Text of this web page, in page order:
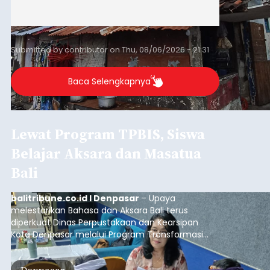
Submitted bycontributoronThu, 08/06/2026 - 21:31
Baca Selengkapnya
Lewat Program TPBIS, Siswa
Belajar Aksara dan Masatua
Bali
balitribune.co.id I Denpasar – Upaya
melestarikan Bahasa dan Aksara Bali terus
diperkuat Dinas Perpustakaan dan Kearsipan
Kota Denpasar melalui Program Transformasi
Perpustakaan Berbasis Inklusi Sosial (TPBIS).
Tahun ini, sebanyak 63 siswa kelas IV dan V SD